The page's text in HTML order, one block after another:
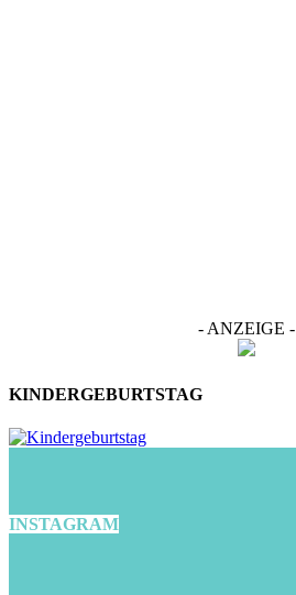
- ANZEIGE -
KINDERGEBURTSTAG
INSTAGRAM